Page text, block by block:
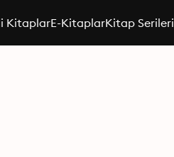
KitaplarE-KitaplarKitap Serileri